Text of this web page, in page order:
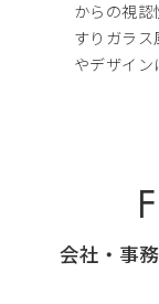
からの視認
すりガラ
やデザイン
会社・事